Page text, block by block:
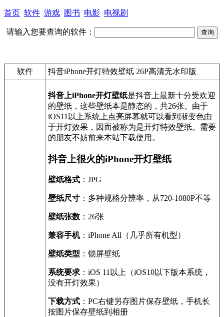
首页 软件 游戏 图书 电影 电视剧
请输入您要查询的软件：
软件 抖音iPhone开灯特效壁纸 26P高清无水印版
抖音上iPhone开灯壁纸是抖音上最新十分受欢迎
的壁纸，这些壁纸本是静态的，共26张。由于
iOS11以上系统上点亮屏幕就可以看到渐变色由
于开灯效果，因而被称为是开灯特效壁纸。需要
的朋友不妨前来本站下载使用。
抖音上很火的iPhone开灯壁纸
壁纸格式 ：JPG
壁纸尺寸 ：多种规格分辨率，从720-1080P不等
壁纸张数 ：26张
兼容手机：iPhone All（几乎所有机型）
壁纸类型 ：锁屏壁纸
系统要求：iOS 11以上（iOS10以下版本系统，
没有开灯效果）
下载方式 ：PC右键另存图片保存壁纸，手机长
按图片保存壁纸到相册